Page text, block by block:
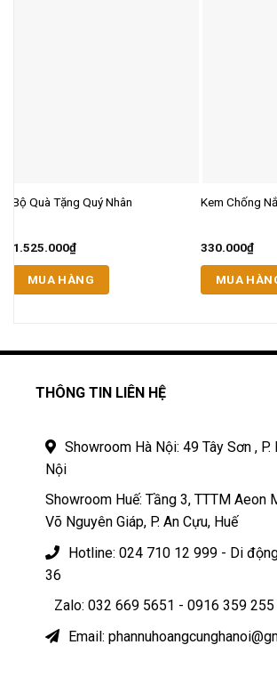
Bộ Quà Tặng Quý Nhân
1.525.000₫
MUA HÀNG
Kem Chống
330.000₫
MUA
THÔNG TIN LIÊN HỆ
Showroom Hà Nội: 49 Tây Sơn , P.
Nội
Showroom Huế: Tầng 3, TTTM Aeon
Võ Nguyên Giáp, P. An Cựu, Huế
Hotline: 024 710 12 999 - Di
36
Zalo: 032 669 5651 - 0916 359 255
Email: